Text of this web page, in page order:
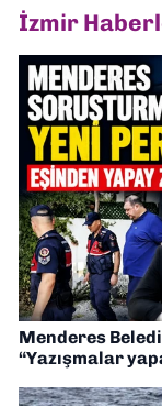
İzmir
Menderes
“Yazışmalar